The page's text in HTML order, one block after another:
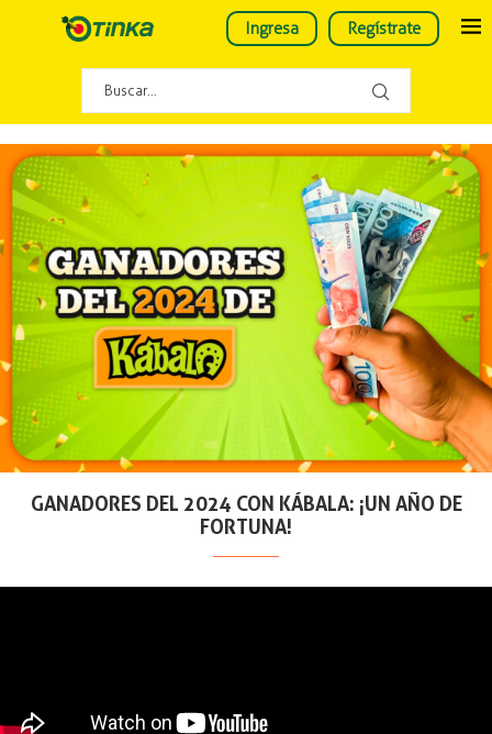
Ingresa Regístrate
GANADORES DEL 2024 CON KÁBALA: ¡UN AÑO DE
FORTUNA!